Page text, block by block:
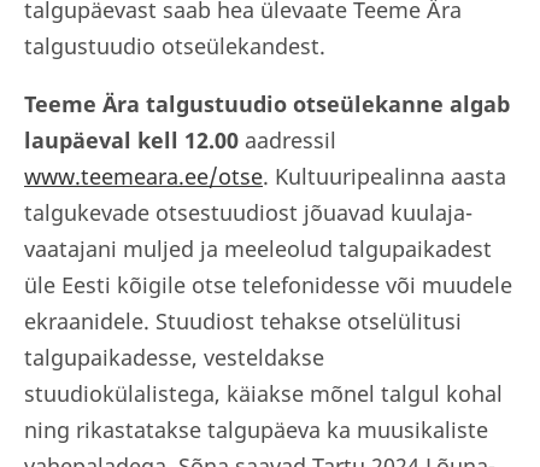
talgupäevast saab hea ülevaate Teeme Ära
talgustuudio otseülekandest.
Teeme Ära talgustuudio otseülekanne algab
laupäeval kell 12.00 aadressil
www.teemeara.ee/otse. Kultuuripealinna aasta
talgukevade otsestuudiost jõuavad kuulaja-
vaatajani muljed ja meeleolud talgupaikadest
üle Eesti kõigile otse telefonidesse või muudele
ekraanidele. Stuudiost tehakse otselülitusi
talgupaikadesse, vesteldakse
stuudiokülalistega, käiakse mõnel talgul kohal
ning rikastatakse talgupäeva ka muusikaliste